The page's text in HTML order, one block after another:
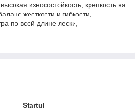
износостойкость, крепкость на
жесткости и гибкости,
по всей длине лески,
Startul